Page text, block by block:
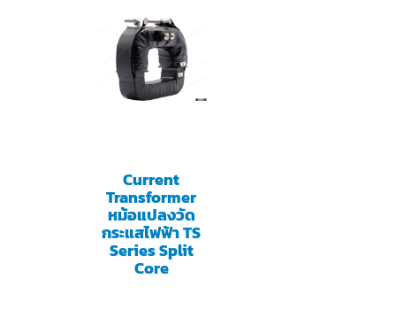
Current
Transformer
หม้อแปลงวัด
กระแสไฟฟ้า TS
Series Split
Core